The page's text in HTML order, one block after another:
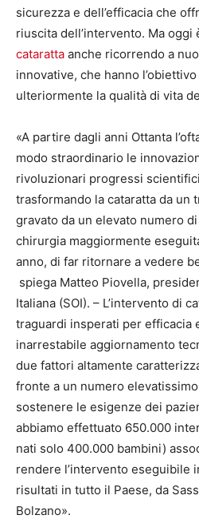
sicurezza e dell’efficacia che
riuscita dell’intervento. Ma
cataratta anche ricorrendo a
innovative, che hanno
ulteriormente la qualità di vita
«A partire dagli anni Ottanta
modo straordinario le
rivoluzionari progressi
trasformando la cataratta da un
gravato da un elevato numero
chirurgia maggiormente
anno, di far ritornare a vedere
spiega Matteo Piovella,
Italiana (SOI). – L’intervento di
traguardi insperati per efficacia
inarrestabile aggiornamento
due fattori altamente
fronte a un numero
sostenere le esigenze dei
abbiamo effettuato 650.000
nati solo 400.000 bambini)
rendere l’intervento eseguibile
risultati in tutto il Paese, da
Bolzano».